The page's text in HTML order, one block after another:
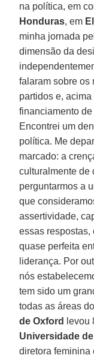
na política, em
Honduras, em
minha jornada
dimensão da
falaram sobre os
partidos e,
financiamento
Encontrei um
política. Me
marcado: a
culturalmente de
perguntarmos a
que
assertividade,
essas respostas,
quase perfeita
liderança. Por
nós
tem sido um
todas as áreas
de Oxford
levou
Universidade
diretora feminina